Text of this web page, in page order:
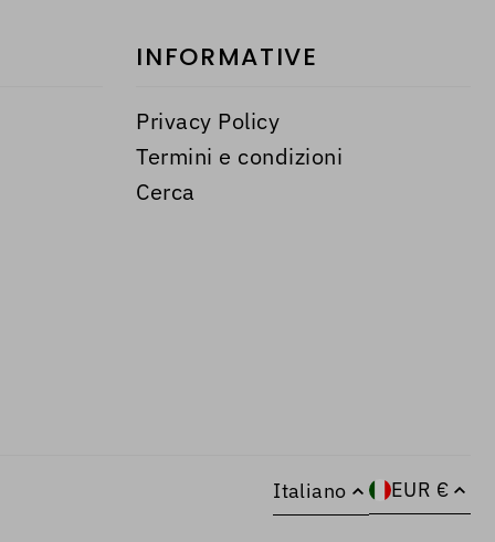
INFORMATIVE
Privacy Policy
Termini e condizioni
Cerca
Italiano EUR €